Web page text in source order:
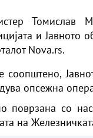
и Јавното
Nova.rs.
опсежна
поврзана со
на